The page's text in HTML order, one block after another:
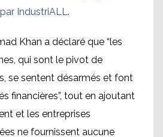
IndustriALL.
Khan a déclaré que “les
qui sont le pivot de
se sentent désarmés et font
financières”, tout en ajoutant
et les entreprises
ne fournissent aucune